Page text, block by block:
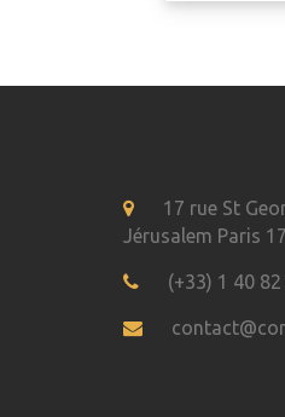
17 rue St
Jérusalem Paris 17
(+33) 1 40